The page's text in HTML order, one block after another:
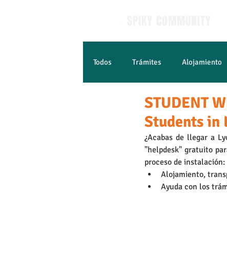
Todos Trámites Alojamiento
Empleo y estudios Aprender
STUDENT
Students in
¿Acabas de llegar a
"helpdesk" gratuito
proceso de instalación:
Alojamiento,
Ayuda con los